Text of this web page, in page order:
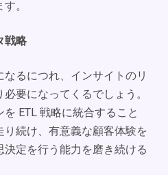
。
戦略
るにつれ、インサイトのリ
要になってくるでしょう。
ETL 戦略に統合すること
続け、有意義な顧客体験を
定を行う能力を磨き続ける